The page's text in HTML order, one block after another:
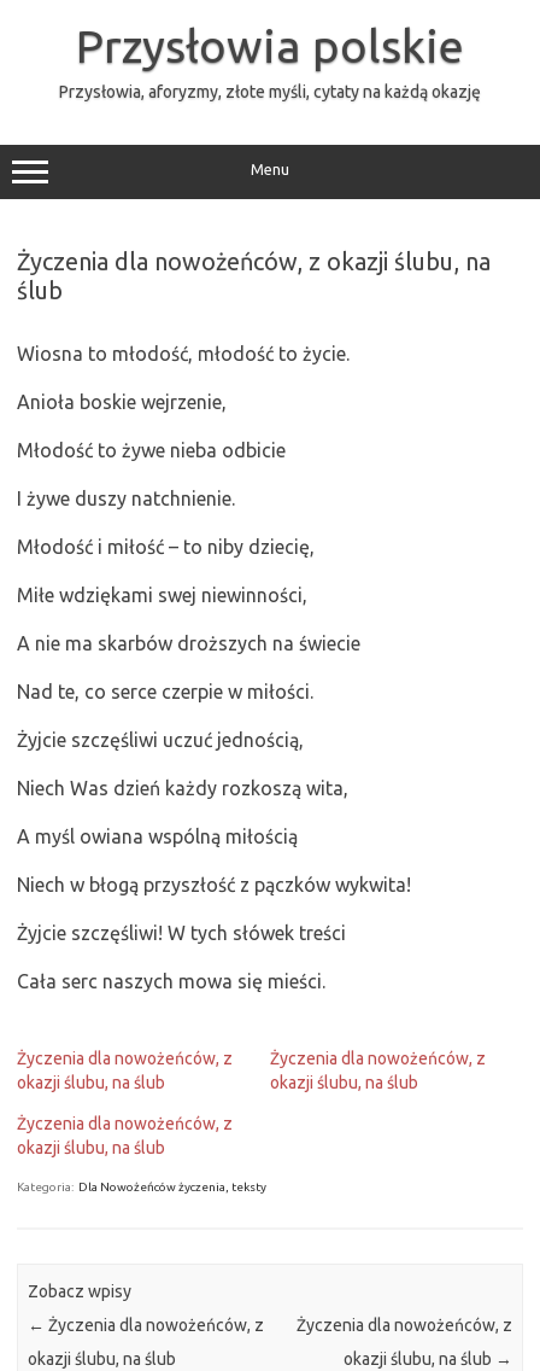
Przysłowia polskie
Przysłowia, aforyzmy, złote myśli, cytaty na każdą okazję
Menu
Życzenia dla nowożeńców, z okazji ślubu, na
ślub
Wiosna to młodość, młodość to życie.
Anioła boskie wejrzenie,
Młodość to żywe nieba odbicie
I żywe duszy natchnienie.
Młodość i miłość – to niby dziecię,
Miłe wdziękami swej niewinności,
A nie ma skarbów droższych na świecie
Nad te, co serce czerpie w miłości.
Żyjcie szczęśliwi uczuć jednością,
Niech Was dzień każdy rozkoszą wita,
A myśl owiana wspólną miłością
Niech w błogą przyszłość z pączków wykwita!
Żyjcie szczęśliwi! W tych słówek treści
Cała serc naszych mowa się mieści.
Życzenia dla nowożeńców, z
okazji ślubu, na ślub
Życzenia dla nowożeńców, z
okazji ślubu, na ślub
Życzenia dla nowożeńców, z
okazji ślubu, na ślub
Kategoria: Dla Nowożeńców życzenia, teksty
Zobacz wpisy
← Życzenia dla nowożeńców, z
okazji ślubu, na ślub
Życzenia dla nowożeńców, z
okazji ślubu, na ślub →